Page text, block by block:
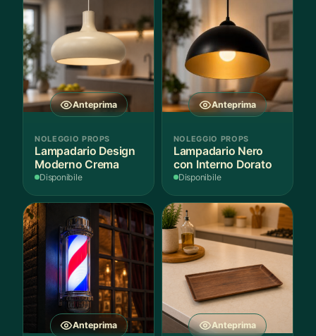
Anteprima
NOLEGGIO PROPS
Lampadario Design
Moderno Crema
Disponibile
Anteprima
NOLEGGIO PROPS
Lampadario Nero
con Interno Dorato
Disponibile
Anteprima Anteprima